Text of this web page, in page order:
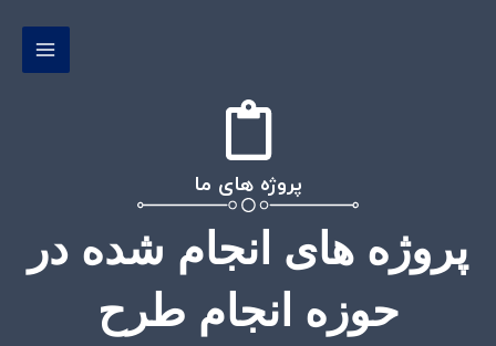
پروژه های ما
پروژه های انجام شده در
حوزه انجام طرح